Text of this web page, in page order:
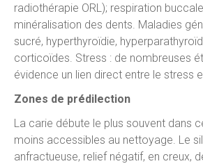
radiothérapie ORL); respiration
minéralisation des dents. Maladies
sucré, hyperthyroïdie,
corticoïdes. Stress : de nombreuses
évidence un lien direct entre le stress
Zones de prédilection
La carie débute le plus souvent dans
moins accessibles au nettoyage. Le
anfractueuse, relief négatif, en creux,